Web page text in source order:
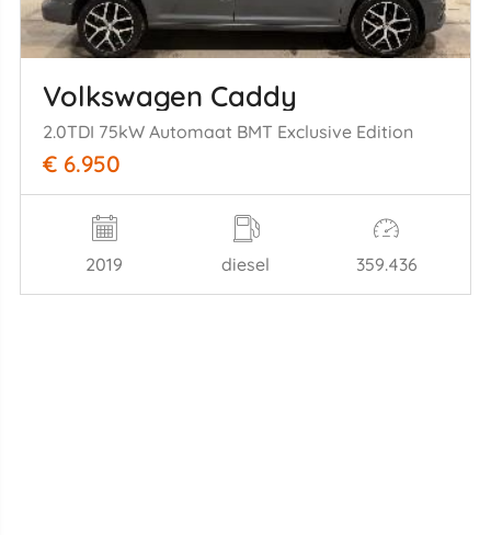
Volkswagen Caddy
2.0TDI 75kW Automaat BMT Exclusive Edition
€ 6.950
2019 diesel 359.436